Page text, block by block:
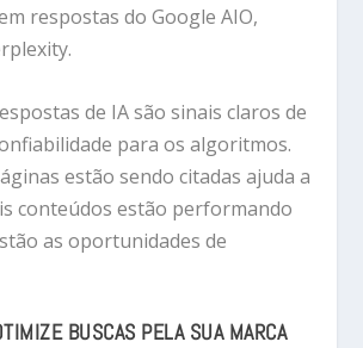
respostas do Google AIO,
de IA são sinais claros de
para os algoritmos.
estão sendo citadas ajuda a
conteúdos estão performando
as oportunidades de
BUSCAS PELA SUA MARCA